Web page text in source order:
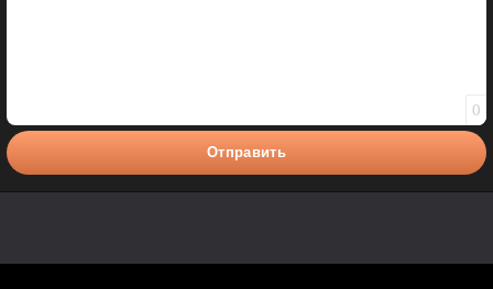
0
Отправить